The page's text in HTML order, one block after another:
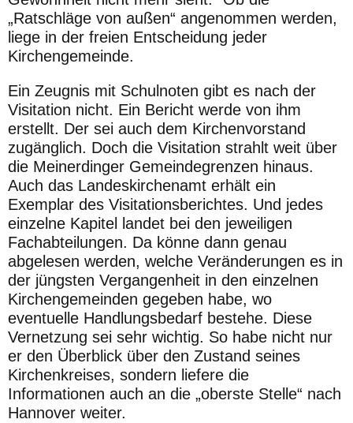
„Ratschläge von außen“ angenommen werden,
liege in der freien Entscheidung jeder
Kirchengemeinde.
Ein Zeugnis mit Schulnoten gibt es nach der
Visitation nicht. Ein Bericht werde von ihm
erstellt. Der sei auch dem Kirchenvorstand
zugänglich. Doch die Visitation strahlt weit über
die Meinerdinger Gemeindegrenzen hinaus.
Auch das Landeskirchenamt erhält ein
Exemplar des Visitationsberichtes. Und jedes
einzelne Kapitel landet bei den jeweiligen
Fachabteilungen. Da könne dann genau
abgelesen werden, welche Veränderungen es in
der jüngsten Vergangenheit in den einzelnen
Kirchengemeinden gegeben habe, wo
eventuelle Handlungsbedarf bestehe. Diese
Vernetzung sei sehr wichtig. So habe nicht nur
er den Überblick über den Zustand seines
Kirchenkreises, sondern liefere die
Informationen auch an die „oberste Stelle“ nach
Hannover weiter.